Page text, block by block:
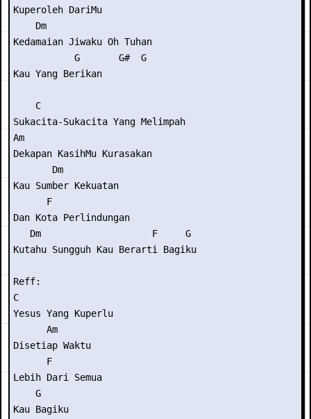
Kuperoleh DariMu
    Dm
Kedamaian Jiwaku Oh Tuhan
           G       G#  G
Kau Yang Berikan
    C
Sukacita-Sukacita Yang Melimpah
Am
Dekapan KasihMu Kurasakan
       Dm
Kau Sumber Kekuatan
      F
Dan Kota Perlindungan
   Dm                    F     G
Kutahu Sungguh Kau Berarti Bagiku
Reff:
C
Yesus Yang Kuperlu
      Am
Disetiap Waktu
      F
Lebih Dari Semua
    G
Kau Bagiku